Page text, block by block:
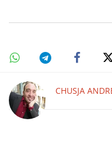
CHUSJA